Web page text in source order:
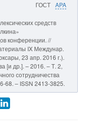
ГОСТ APA
средств
конференции. //
IX Междунар.
23 апр. 2016 г.).
[и др.]. – 2016. – Т. 2,
сотрудничества
68. – ISSN 2413-3825.